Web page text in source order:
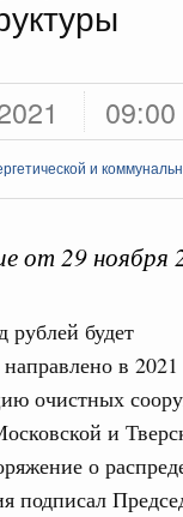
09:00
и
от 29
будет
в 2021
очистных
и
о
подписал
союз.